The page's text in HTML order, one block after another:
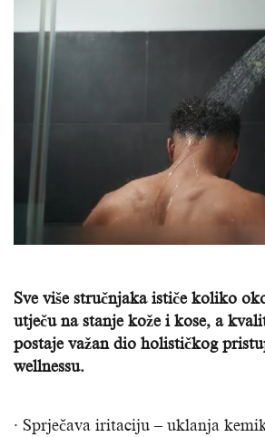
Sve više stručnjaka ističe koliko
utječu na stanje kože i kose, a
postaje važan dio holističkog
wellnessu.
· Sprječava iritaciju – uklanja